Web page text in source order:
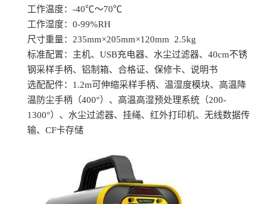
工作温度： -40℃～70℃
工作湿度： 0-99%RH
尺寸重量： 235mm×205mm×120mm 2.5kg
标准配置：主机、 USB充电器、水尘过滤器、40cm不锈
钢采样手柄、铝制箱、合格证、保修卡、说明书
选配配件： 1.2m可伸缩采样手柄、温湿度模块、高温降
温防尘手柄（400°）、高温高湿预处理系统（200-
1300°）、水尘过滤器、挂绳、红外打印机、无线数据传
输、CF卡存储